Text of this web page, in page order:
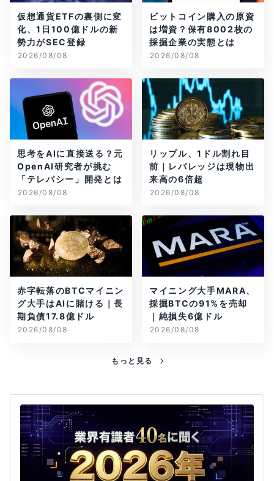
仮想通貨ETFの裏側に変
化、1日100億ドルの新
勢力がSEC登録
2026/08/08
ビットコイン購入の原資
は増資？保有8002枚の
採掘企業の実態とは
2026/08/08
思考をAIに直接送る？元
OpenAI研究者が挑む
「テレパシー」開発とは
2026/08/08
リップル、1ドル割れ目
前｜レバレッジは現物出
来高の6倍超
2026/08/08
赤字転落のBTCマイニン
グ大手はAIに賭ける｜長
期負債17.8億ドル
2026/08/08
マイニング大手MARA、
採掘BTCの91%を売却
｜純損失6億ドル
2026/08/08
もっと見る